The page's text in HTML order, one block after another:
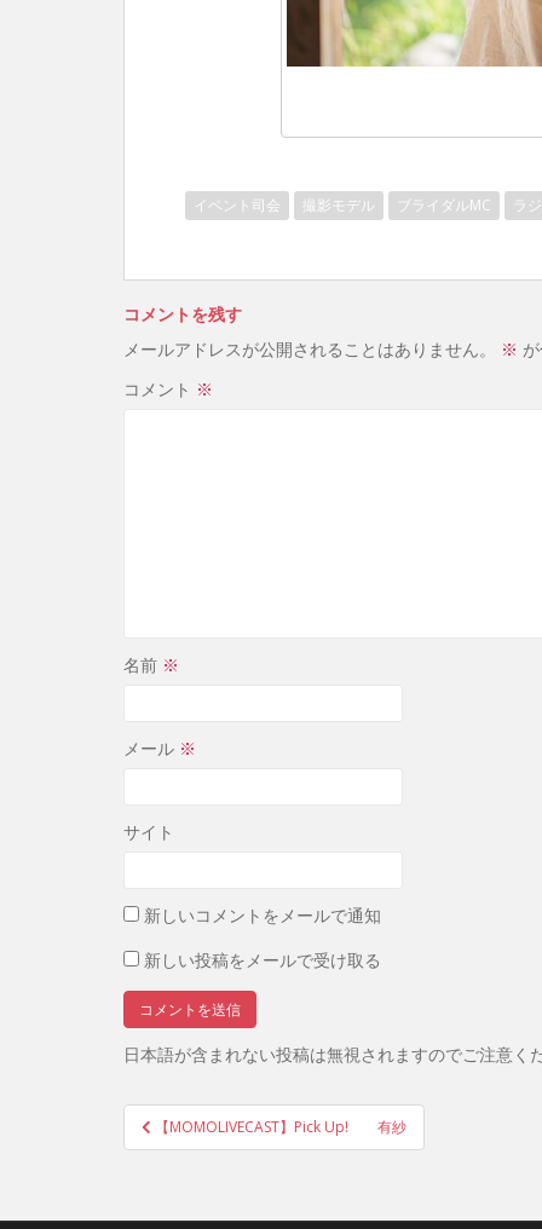
イベント司会 撮影モデル ブライダルMC ラ
コメントを残す
メールアドレスが公開されることはありません。
※
コメント ※
名前 ※
メール ※
サイト
新しいコメントをメールで通知
新しい投稿をメールで受け取る
日本語が含まれない投稿は無視されますのでご注意く
投
稿
ビ
【MOMOLIVECAST】Pick Up! 有紗